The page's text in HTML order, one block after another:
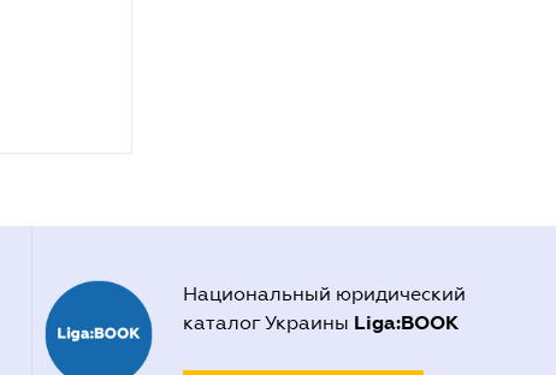
Национальный юридический
каталог Украины Liga:BOOK